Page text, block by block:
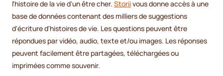
l'histoire de la vie d'un être cher. Storiivous donne accès à une
base de données contenant des milliers de suggestions
d'écriture d'histoires de vie. Les questions peuvent être
répondues par vidéo, audio, texte et/ou images. Les réponses
peuvent facilement être partagées, téléchargées ou
imprimées comme souvenir.